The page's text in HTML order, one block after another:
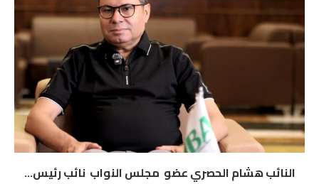
النائب هشام الحصري عضو مجلس النواب نائب رئيس...